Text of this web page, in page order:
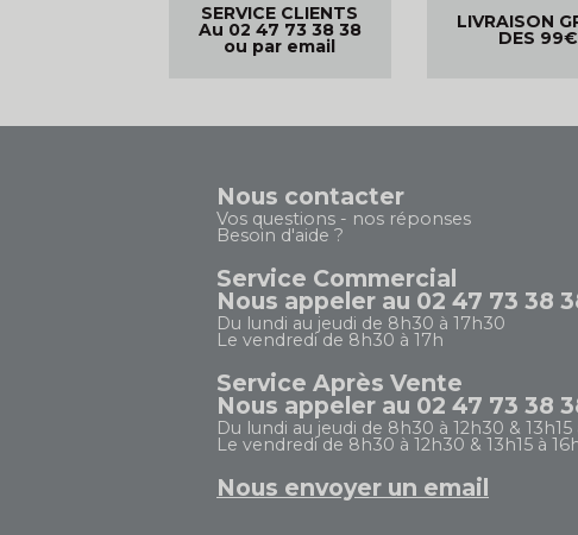
SERVICE CLIENTS
Au 02 47 73 38 38
ou par email
LIVRAISON
DES
Nous contacter
Vos questions - nos réponses
Besoin d'aide ?
Service Commercial
Nous appeler au 02 47 73 38
Du lundi au jeudi de 8h30 à 17h30
Le vendredi de 8h30 à 17h
Service Après Vente
Nous appeler au 02 47 73 38
Du lundi au jeudi de 8h30 à 12h30 & 13h15
Le vendredi de 8h30 à 12h30 & 13h15 à
Nous envoyer un email